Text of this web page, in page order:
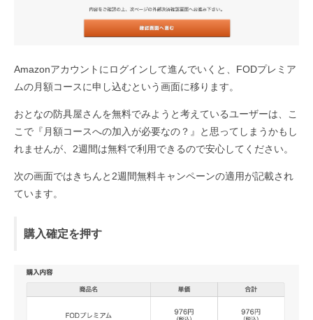
Amazonアカウントにログインして進んでいくと、FODプレミア
ムの月額コースに申し込むという画面に移ります。
おとなの防具屋さんを無料でみようと考えているユーザーは、こ
こで『月額コースへの加入が必要なの？』と思ってしまうかもし
れませんが、2週間は無料で利用できるので安心してください。
次の画面ではきちんと2週間無料キャンペーンの適用が記載され
ています。
購入確定を押す